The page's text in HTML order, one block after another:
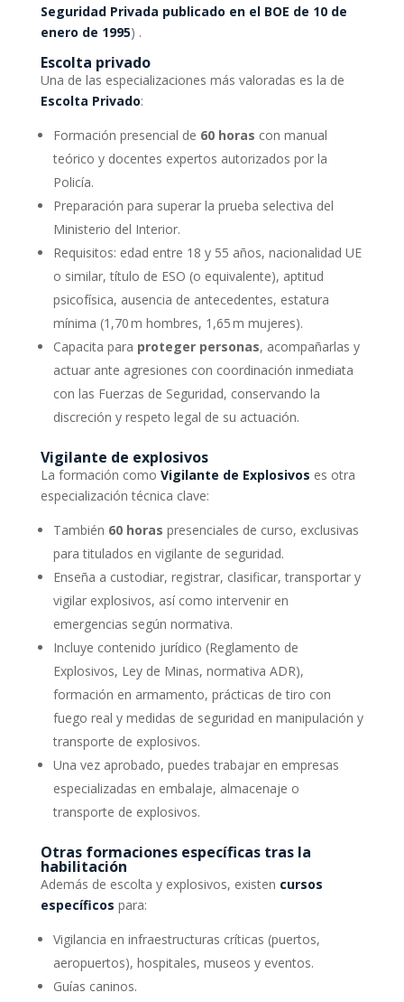
Seguridad Privada publicado en el BOE de 10 de
enero de 1995) .
Escolta privado
Una de las especializaciones más valoradas es la de
Escolta Privado:
Formación presencial de 60 horas con manual
teórico y docentes expertos autorizados por la
Policía.
Preparación para superar la prueba selectiva del
Ministerio del Interior.
Requisitos: edad entre 18 y 55 años, nacionalidad UE
o similar, título de ESO (o equivalente), aptitud
psicofísica, ausencia de antecedentes, estatura
mínima (1,70 m hombres, 1,65 m mujeres).
Capacita para proteger personas, acompañarlas y
actuar ante agresiones con coordinación inmediata
con las Fuerzas de Seguridad, conservando la
discreción y respeto legal de su actuación.
Vigilante de explosivos
La formación como Vigilante de Explosivos es otra
especialización técnica clave:
También 60 horas presenciales de curso, exclusivas
para titulados en vigilante de seguridad.
Enseña a custodiar, registrar, clasificar, transportar y
vigilar explosivos, así como intervenir en
emergencias según normativa.
Incluye contenido jurídico (Reglamento de
Explosivos, Ley de Minas, normativa ADR),
formación en armamento, prácticas de tiro con
fuego real y medidas de seguridad en manipulación y
transporte de explosivos.
Una vez aprobado, puedes trabajar en empresas
especializadas en embalaje, almacenaje o
transporte de explosivos.
Otras formaciones específicas tras la
habilitación
Además de escolta y explosivos, existen cursos
específicos para:
Vigilancia en infraestructuras críticas (puertos,
aeropuertos), hospitales, museos y eventos.
Guías caninos.